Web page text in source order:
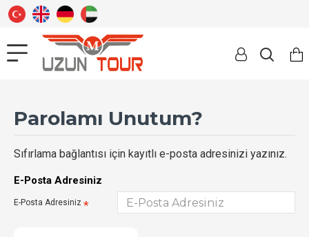
Parolamı Unutum?
Sıfırlama bağlantısı için kayıtlı e-posta adresinizi yazınız.
E-Posta Adresiniz
E-Posta Adresiniz